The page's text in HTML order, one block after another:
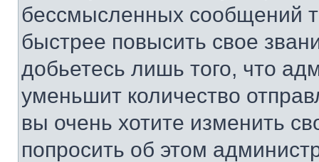
бессмысленных сообщений
быстрее повысить свое
добьетесь лишь того, что
уменьшит количество
вы очень хотите изменить
попросить об этом